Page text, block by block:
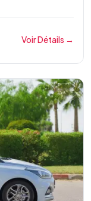
Voir Détails →